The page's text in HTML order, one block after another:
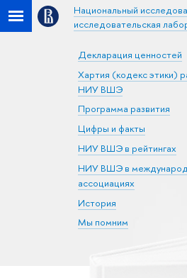
Национальный
исследовательская
Декларация ценностей
Хартия (кодекс этики)
НИУ ВШЭ
Программа развития
Цифры и факты
НИУ ВШЭ в рейтингах
НИУ ВШЭ в
ассоциациях
История
Мы помним